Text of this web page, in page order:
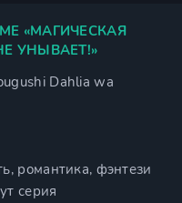
«МАГИЧЕСКАЯ
УНЫВАЕТ!»
Dahlia wa
романтика, фэнтези
серия